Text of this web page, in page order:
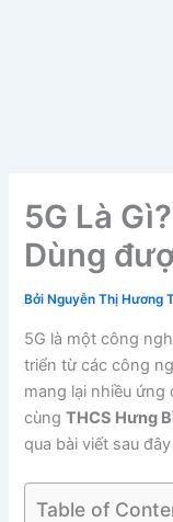
5G Là
Dùng
Bởi Nguyễn Thị Hương
5G là một công
triển từ các công
mang lại nhiều
cùngTHCS Hưng
qua bài viết sau
Table of